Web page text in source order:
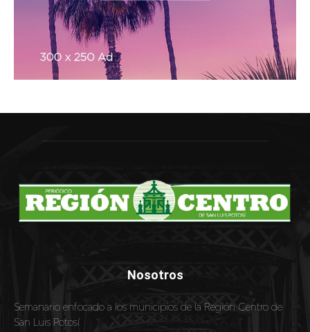
Nosotros
Semanario enfocado a los municipios de la Región Centro de
San Luis Potosí